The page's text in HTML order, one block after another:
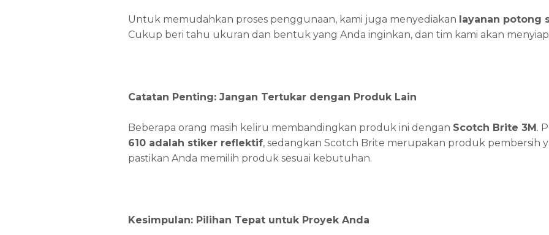
Untuk memudahkan proses penggunaan, kami juga menyediakan layanan potong
Cukup beri tahu ukuran dan bentuk yang Anda inginkan, dan tim kami akan
Catatan Penting: Jangan Tertukar dengan Produk Lain
Beberapa orang masih keliru membandingkan produk ini dengan Scotch Brite 3M.
610 adalah stiker reflektif, sedangkan Scotch Brite merupakan produk pembersih
pastikan Anda memilih produk sesuai kebutuhan.
Kesimpulan: Pilihan Tepat untuk Proyek Anda